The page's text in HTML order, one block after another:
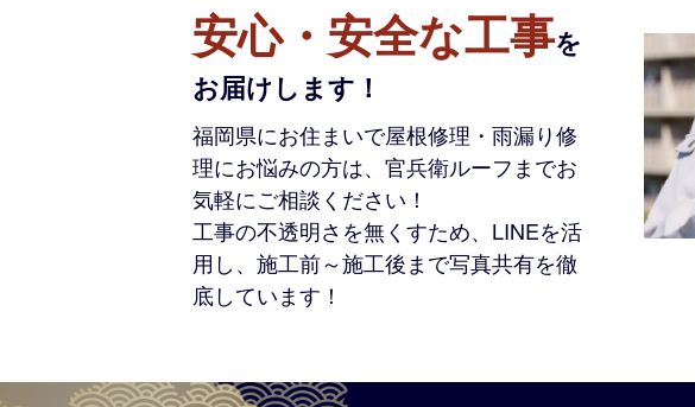
安心・安全な工事を
お届けします！
福岡県にお住まいで屋根修理・雨漏り修
理にお悩みの方は、官兵衛ルーフまでお
気軽にご相談ください！
工事の不透明さを無くすため、LINEを活
用し、施工前～施工後まで写真共有を徹
底しています！